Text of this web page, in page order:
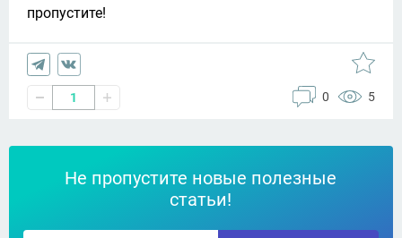
пропустите!
1 0 5
Не пропустите новые полезные
статьи!